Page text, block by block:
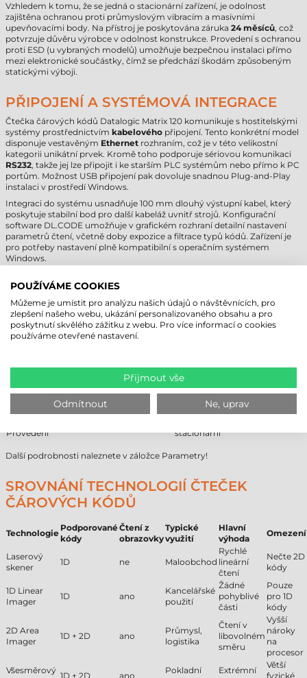
Vzhledem k tomu, že se jedná o stacionární zařízení, je odolnost
zajištěna ochranou proti průmyslovým vibracím a masivními
upevňovacími body. Na přístroj je poskytována záruka 24 měsíců, což
potvrzuje důvěru výrobce v odolnost konstrukce. Provedení s ochranou
proti ESD (u vybraných modelů) umožňuje bezpečnou instalaci přímo
mezi elektronické součástky, čímž se předchází škodám způsobeným
statickými výboji.
PŘIPOJENÍ A SYSTÉMOVÁ INTEGRACE
Čtečka čárových kódů Datalogic Matrix 120 komunikuje s hostitelskými
systémy prostřednictvím kabelového připojení. Tento konkrétní model
disponuje vestavěným Ethernet rozhraním, což je v této velikostní
kategorii unikátní prvek. Kromě toho podporuje sériovou komunikaci
RS232, takže jej lze připojit i ke starším PLC systémům nebo přímo k PC
portům. Možnost USB připojení pak dovoluje snadnou Plug-and-Play
instalaci v prostředí Windows.
Integraci do systému usnadňuje 100 mm dlouhý výstupní kabel, který
poskytuje stabilní bod pro další kabeláž uvnitř strojů. Konfigurační
software DL.CODE umožňuje v grafickém rozhraní detailní nastavení
parametrů čtení, včetně doby expozice a filtrace typů kódů. Zařízení je
pro potřeby nastavení plně kompatibilní s operačním systémem
Windows.
DATALOGIC MATRIX 120 ČTEČKA
ČÁROVÝCH KÓDŮ - TECHNICKÉ
PARAMETRY
kabelová
Min. čtecí vzdálenost
25 cm
Max. čtecí vzdálenost
Provedení
stacionární
Další podrobnosti naleznete v záložce Parametry!
SROVNÁNÍ TECHNOLOGIÍ ČTEČEK
ČÁROVÝCH KÓDŮ
Technologie
Podporované
kódy
Čtení z
obrazovky
Typické
využití
Hlavní
výhoda
Omezení
Laserový
skener
1D ne Maloobchod
Rychlé
lineární
čtení
Nečte 2D
kódy
1D Linear
Imager
1D ano
Kancelářské
použití
Žádné
pohyblivé
části
Pouze
pro 1D
kódy
2D Area
Imager
1D + 2D ano
Průmysl,
logistika
Čtení v
libovolném
směru
Vyšší
nároky
na
procesor
Všesměrový
1D + 2D ano
Pokladní
Extrémní
Větší
fyzické
POUŽÍVÁME COOKIES
Můžeme je umístit pro analýzu našich údajů o návštěvnících, pro
zlepšení našeho webu, ukázání personalizovaného obsahu a pro
poskytnutí skvělého zážitku z webu. Pro více informací o cookies
používáme otevřené nastavení.
Přijmout vše
Odmítnout Ne, uprav